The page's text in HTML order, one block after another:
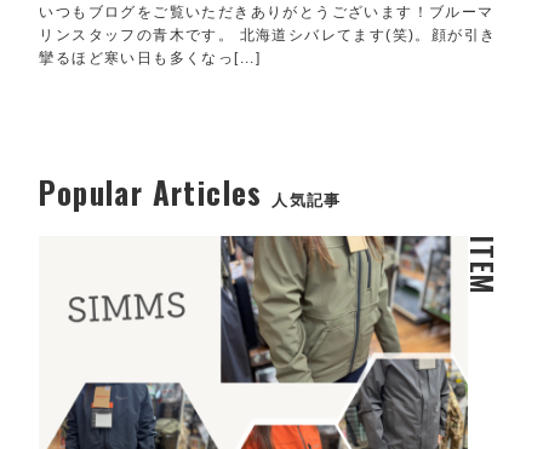
いつもブログをご覧いただきありがとうございます！ブルーマ
リンスタッフの青木です。 北海道シバレてます(笑)。顔が引き
攣るほど寒い日も多くなっ[...]
Popular Articles 人気記事
ITEM